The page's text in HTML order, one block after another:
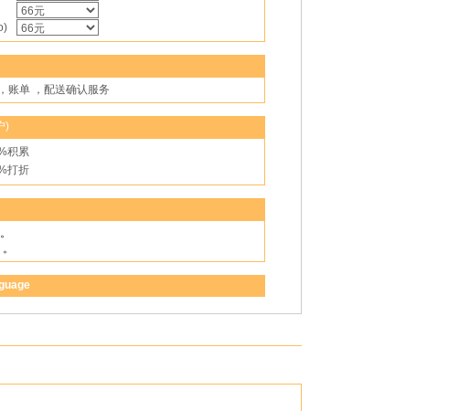
账单 ，配送确认服务
)
积累
打折